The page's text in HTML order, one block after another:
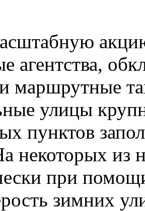
агентства,
маршрутные
улицы
пунктов
некоторых из
при
зимних